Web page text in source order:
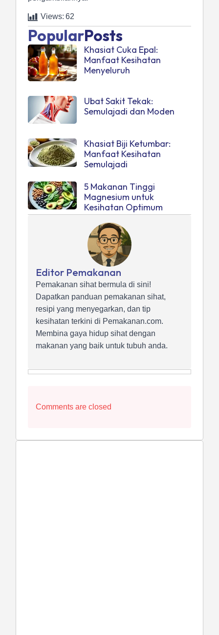
Views: 62
PopularPosts
Khasiat Cuka Epal:
Manfaat Kesihatan
Menyeluruh
Ubat Sakit Tekak:
Semulajadi dan Moden
Khasiat Biji Ketumbar:
Manfaat Kesihatan
Semulajadi
5 Makanan Tinggi
Magnesium untuk
Kesihatan Optimum
Editor Pemakanan
Pemakanan sihat bermula di sini!
Dapatkan panduan pemakanan sihat,
resipi yang menyegarkan, dan tip
kesihatan terkini di Pemakanan.com.
Membina gaya hidup sihat dengan
makanan yang baik untuk tubuh anda.
Comments are closed